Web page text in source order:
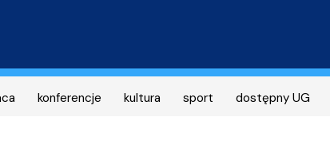
konferencje kultura sport dostępny UG